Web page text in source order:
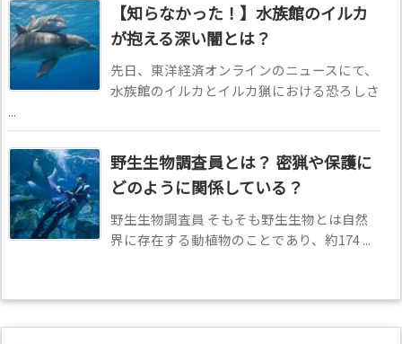
【知らなかった！】水族館のイルカ
が抱える深い闇とは？
先日、東洋経済オンラインのニュースにて、
水族館のイルカとイルカ猟における恐ろしさ
...
野生生物調査員とは？ 密猟や保護に
どのように関係している？
野生生物調査員 そもそも野生生物とは自然
界に存在する動植物のことであり、約174 ...